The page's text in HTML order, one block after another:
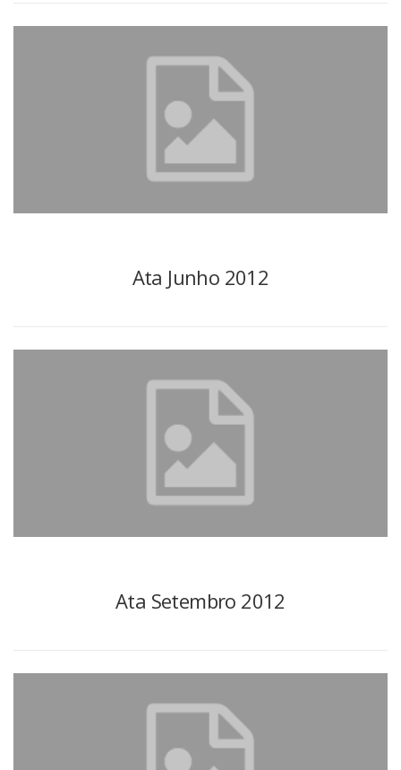
Ata Junho 2012
Ata Setembro 2012